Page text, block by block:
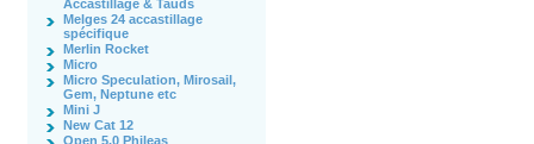
Accastillage & Tauds
Melges 24 accastillage
spécifique
Merlin Rocket
Micro
Micro Speculation, Mirosail,
Gem, Neptune etc
Mini J
New Cat 12
Open 5.0 Phileas